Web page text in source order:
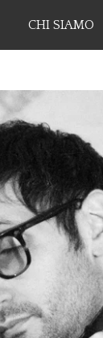
CHI SIAMO